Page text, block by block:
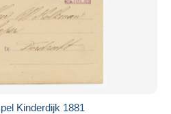
Kinderdijk 1881